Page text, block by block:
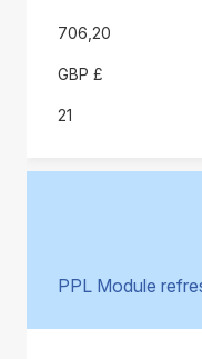
706,20
GBP £
21
PPL Module